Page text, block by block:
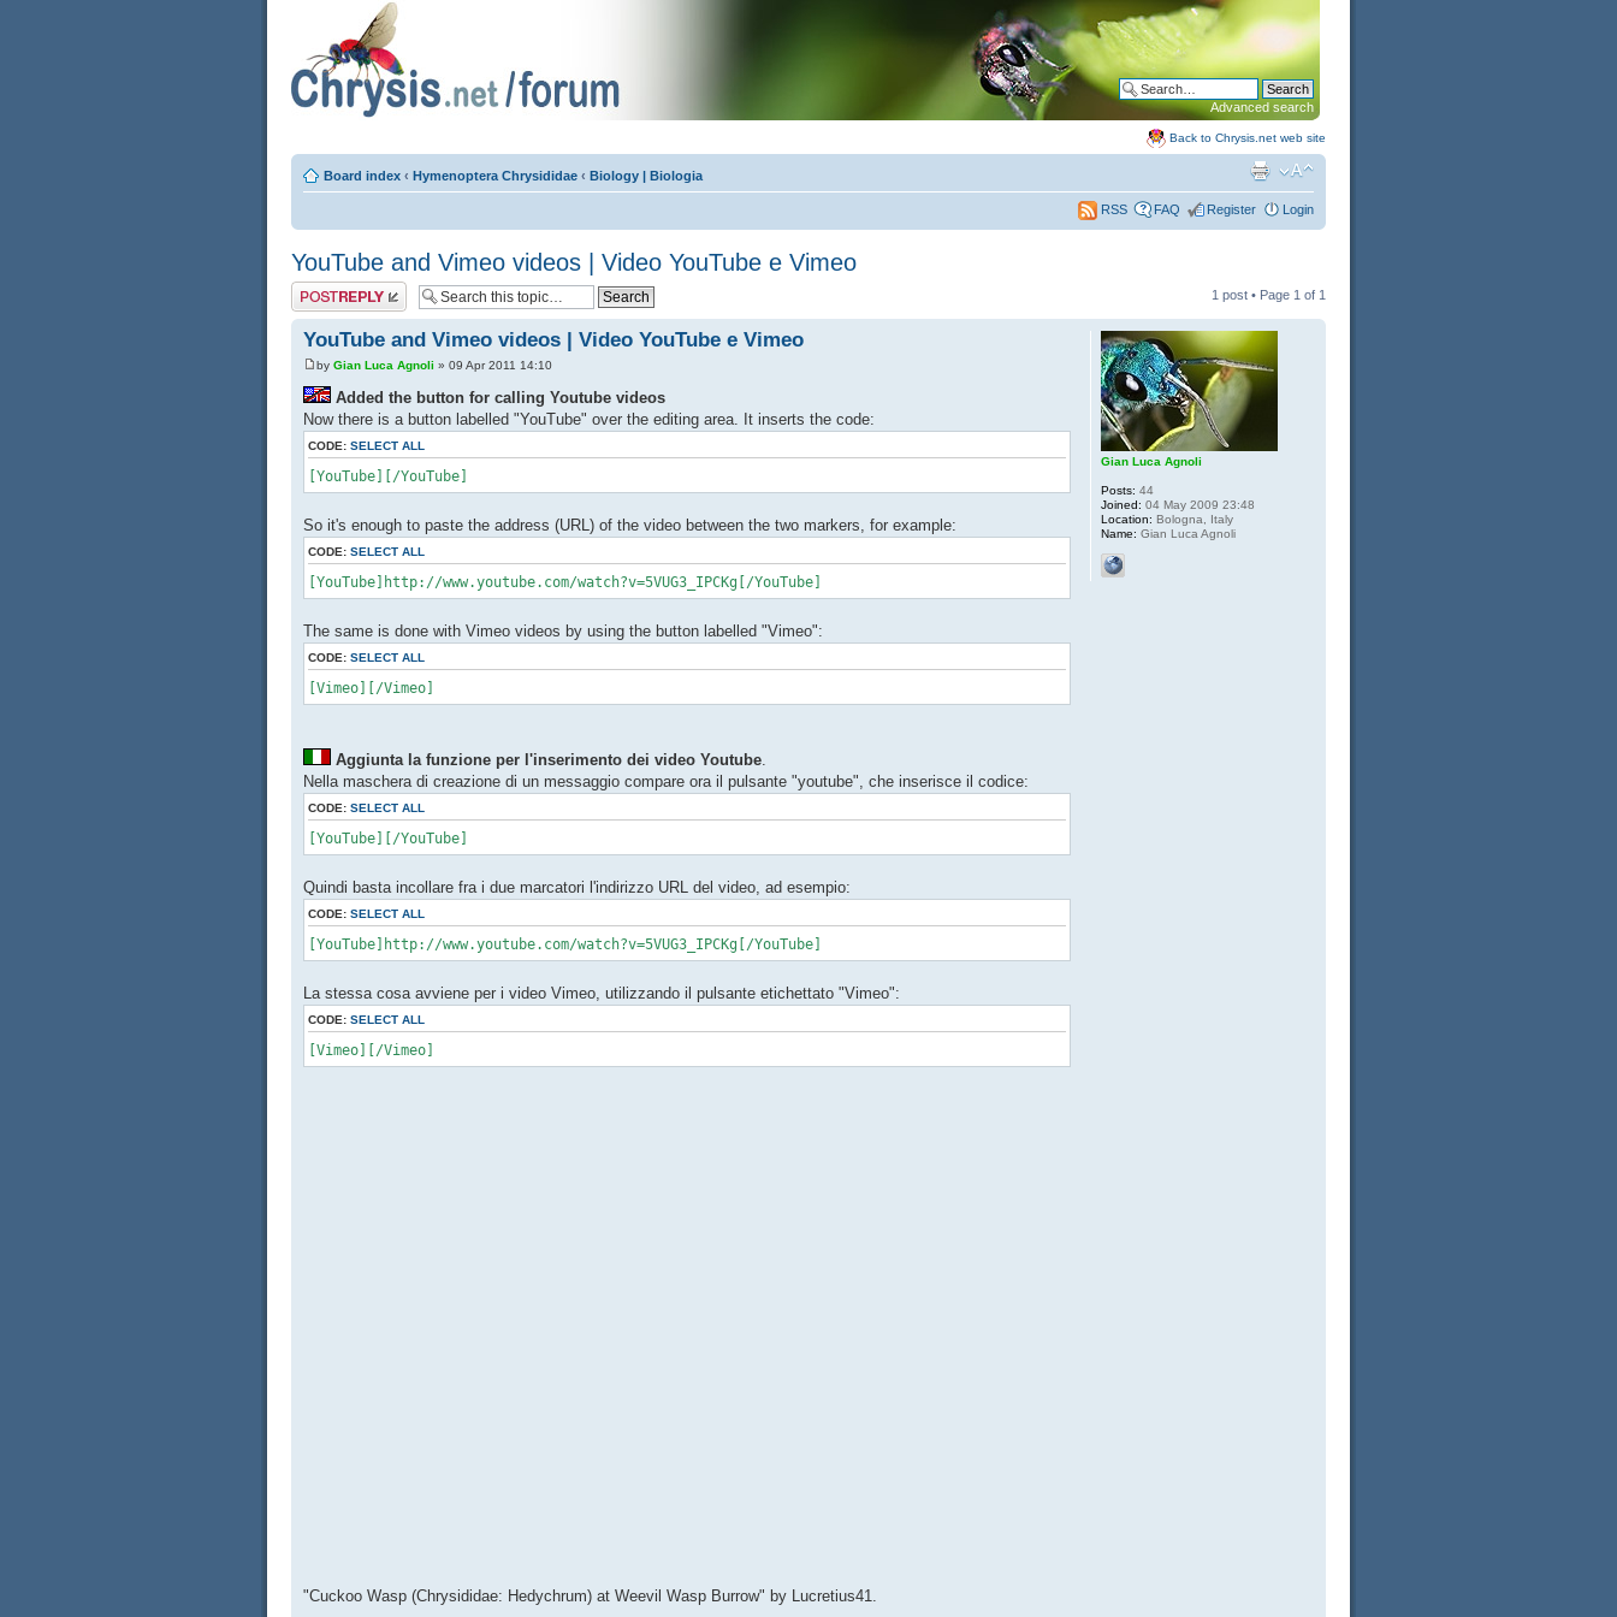
Advanced search
Back to Chrysis.net web site
Board index ‹ Hymenoptera Chrysididae ‹ Biology | Biologia
RSS FAQ Register Login
YouTube and Vimeo videos | Video YouTube e Vimeo
Post a reply 1 post • Page 1 of 1
YouTube and Vimeo videos | Video YouTube e Vimeo
by Gian Luca Agnoli » 09 Apr 2011 14:10
Added the button for calling Youtube videos
Now there is a button labelled "YouTube" over the editing area. It inserts the code:
CODE: SELECT ALL
[YouTube][/YouTube]
So it's enough to paste the address (URL) of the video between the two markers, for example:
CODE: SELECT ALL
[YouTube]http://www.youtube.com/watch?v=5VUG3_IPCKg[/YouTube]
The same is done with Vimeo videos by using the button labelled "Vimeo":
CODE: SELECT ALL
[Vimeo][/Vimeo]
Aggiunta la funzione per l'inserimento dei video Youtube.
Nella maschera di creazione di un messaggio compare ora il pulsante "youtube", che inserisce il codice:
CODE: SELECT ALL
[YouTube][/YouTube]
Quindi basta incollare fra i due marcatori l'indirizzo URL del video, ad esempio:
CODE: SELECT ALL
[YouTube]http://www.youtube.com/watch?v=5VUG3_IPCKg[/YouTube]
La stessa cosa avviene per i video Vimeo, utilizzando il pulsante etichettato "Vimeo":
CODE: SELECT ALL
[Vimeo][/Vimeo]
"Cuckoo Wasp (Chrysididae: Hedychrum) at Weevil Wasp Burrow" by Lucretius41.
Gian Luca Agnoli
Posts: 44
Joined: 04 May 2009 23:48
Location: Bologna, Italy
Name: Gian Luca Agnoli